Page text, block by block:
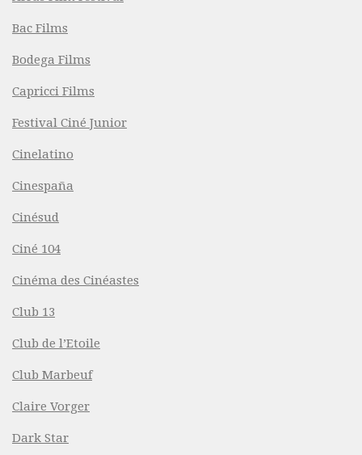
Bac Films
Bodega Films
Capricci Films
Festival Ciné Junior
Cinelatino
Cinespaña
Cinésud
Ciné 104
Cinéma des Cinéastes
Club 13
Club de l’Etoile
Club Marbeuf
Claire Vorger
Dark Star